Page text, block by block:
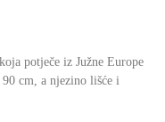
potječe iz Južne Europe
cm, a njezino lišće i